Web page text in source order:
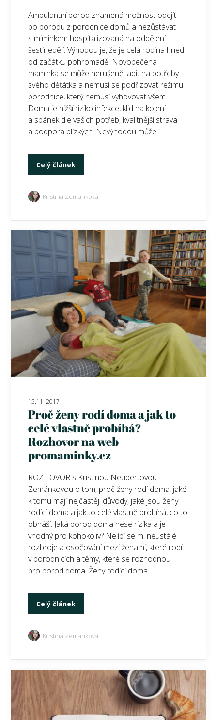
Ambulantní porod znamená možnost odejít
po porodu z porodnice domů a nezůstávat
s miminkem hospitalizovaná na oddělení
šestinedělí. Výhodou je, že je celá rodina hned
od začátku pohromadě. Novopečená
maminka se může nerušeně ladit na potřeby
svého děťátka a nemusí se podřizovat režimu
porodnice, který nemusí vyhovovat všem.
Doma je nižší riziko infekce, klid na kojení
a spánek dle vašich potřeb, kvalitnější strava
a podpora blízkých. Nevýhodou může...
Celý článek
Kristina Zemánková
15.11. 2017
Proč ženy rodí doma a jak to
celé vlastně probíhá?
Rozhovor na web
promaminky.cz
ROZHOVOR s Kristinou Neubertovou
Zemánkovou o tom, proč ženy rodí doma, jaké
k tomu mají nejčastěji důvody, jaké jsou ženy
rodící doma a jak to celé vlastně probíhá, co to
obnáší. Jaká porod doma nese rizika a je
vhodný pro kohokoliv? Nelíbí se mi neustálé
rozbroje a osočování mezi ženami, které rodí
v porodnicích a těmy, které se rozhodnou
pro porod doma. Ženy rodící doma...
Celý článek
Kristina Zemánková